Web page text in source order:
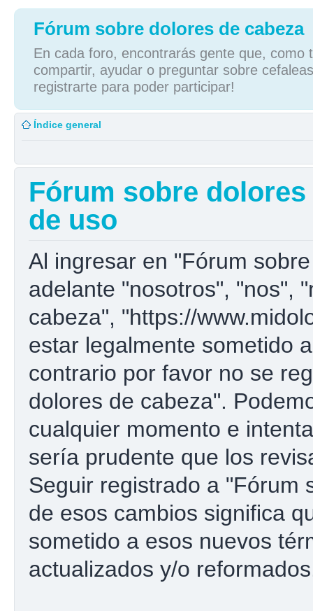
Fórum sobre dolores de cabeza
En cada foro, encontrarás gente que, como
compartir, ayudar o preguntar sobre
registrarte para poder participar!
Índice general
Fórum sobre
de uso
Al ingresar en "Fórum
adelante "nosotros", "nos",
cabeza", "https://
estar legalmente sometido
contrario por favor no se
dolores de cabeza".
cualquier momento e
sería prudente que los
Seguir registrado a "Fórum
de esos cambios significa
sometido a esos nuevos
actualizados y/o